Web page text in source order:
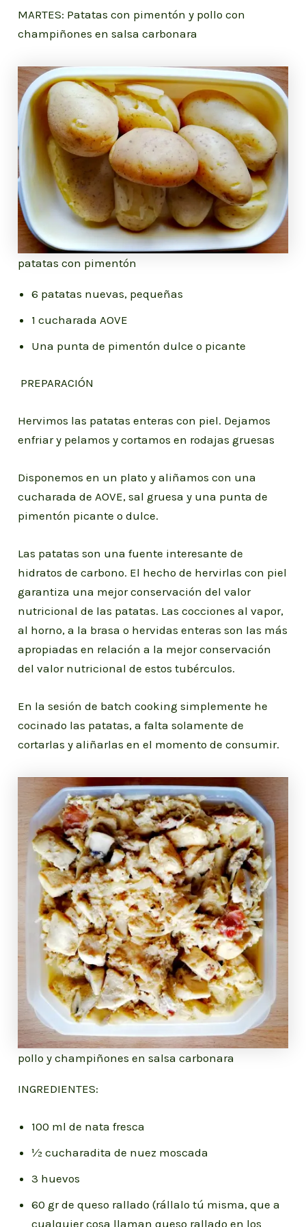
MARTES: Patatas con pimentón y pollo con
champiñones en salsa carbonara
patatas con pimentón
6 patatas nuevas, pequeñas
1 cucharada AOVE
Una punta de pimentón dulce o picante
PREPARACIÓN
Hervimos las patatas enteras con piel. Dejamos
enfriar y pelamos y cortamos en rodajas gruesas
Disponemos en un plato y aliñamos con una
cucharada de AOVE, sal gruesa y una punta de
pimentón picante o dulce.
Las patatas son una fuente interesante de
hidratos de carbono. El hecho de hervirlas con piel
garantiza una mejor conservación del valor
nutricional de las patatas. Las cocciones al vapor,
al horno, a la brasa o hervidas enteras son las más
apropiadas en relación a la mejor conservación
del valor nutricional de estos tubérculos.
En la sesión de batch cooking simplemente he
cocinado las patatas, a falta solamente de
cortarlas y aliñarlas en el momento de consumir.
pollo y champiñones en salsa carbonara
INGREDIENTES:
100 ml de nata fresca
½ cucharadita de nuez moscada
3 huevos
60 gr de queso rallado (rállalo tú misma, que a
cualquier cosa llaman queso rallado en los